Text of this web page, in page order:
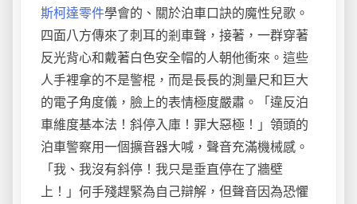
斯柯達零件學會的、關於泊車口訣的魔性兒歌。
四面八方傳來了刺耳的剎車聲，接著，一群穿著
反光背心和戴著白色安全帽的人朝他衝來。這些
人手裡拿的不是警棍，而是長長的測量尺和巨大
的電子角度儀，臉上的表情極度嚴肅。「違反泊
車維度基本法！斜停入庫！罪大惡極！」領頭的
泊車警察用一個擴音器大喊，聲音充滿機械感。
「我、我沒有斜停！我只是垂直停在了牆壁
上！」何手殘趕緊為自己辯解，但聲音因為恐懼